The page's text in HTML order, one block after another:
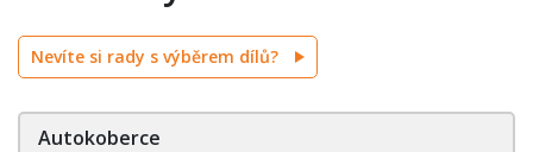
Nevíte si rady s výběrem dílů?
Autokoberce